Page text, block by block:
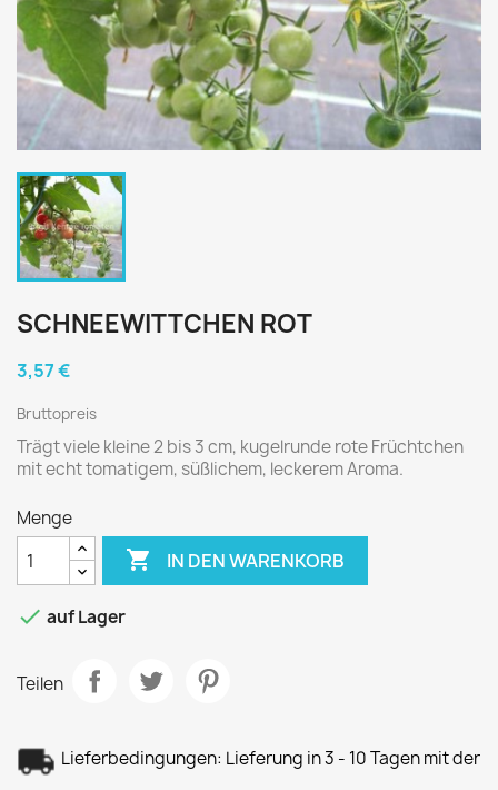
SCHNEEWITTCHEN ROT
3,57 €
Bruttopreis
Trägt viele kleine 2 bis 3 cm, kugelrunde rote Früchtchen
mit echt tomatigem, süßlichem, leckerem Aroma.
Menge
 IN DEN WARENKORB
 auf Lager
Teilen
Lieferbedingungen: Lieferung in 3 - 10 Tagen mit der